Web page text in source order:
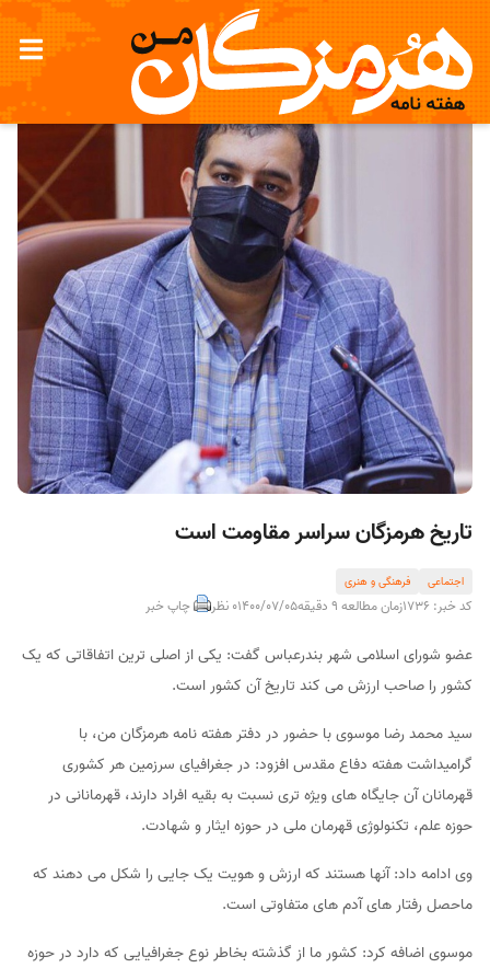
تاریخ هرمزگان سراسر مقاومت است
اجتماعی فرهنگی و هنری
کد خبر: 1736 زمان مطالعه 9 دقیقه 1400/07/050 نظر چاپ خبر
عضو شورای اسلامی شهر بندرعباس گفت: یکی از اصلی ترین اتفاقاتی که یک
کشور را صاحب ارزش می کند تاریخ آن کشور است.
سید محمد رضا موسوی با حضور در دفتر هفته نامه هرمزگان من، با
گرامیداشت هفته دفاع مقدس افزود: در جغرافیای سرزمین هر کشوری
قهرمانان آن جایگاه های ويژه تری نسبت به بقیه افراد دارند، قهرمانانی در
حوزه علم، تکنولوژی قهرمان ملی در حوزه ایثار و شهادت.
وی ادامه داد: آنها هستند که ارزش و هویت یک جایی را شکل می دهند که
ماحصل رفتار های آدم های متفاوتی است.
موسوی اضافه کرد: کشور ما از گذشته بخاطر نوع جغرافیایی که دارد در حوزه